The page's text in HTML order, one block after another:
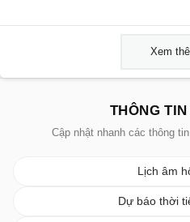
Xem
THÔNG
Cập nhật nhanh các thông
Lịch âm
Dự báo thời